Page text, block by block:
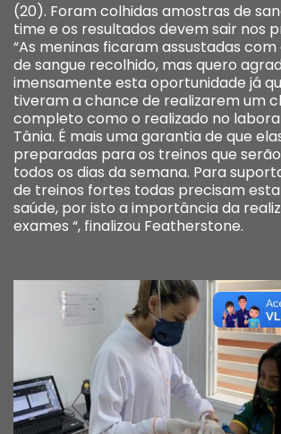
(20). Foram colhidas amostras de
time e os resultados devem sair nos
“As meninas ficaram assustadas
de sangue recolhido, mas quero
imensamente esta oportunidade já
tiveram a chance de realizarem um
completo como o realizado no
Tânia. É mais uma garantia de que
preparadas para os treinos que
todos os dias da semana. Para
de treinos fortes todas precisam
saúde, por isto a importância da
exames “, finalizou Featherstone.